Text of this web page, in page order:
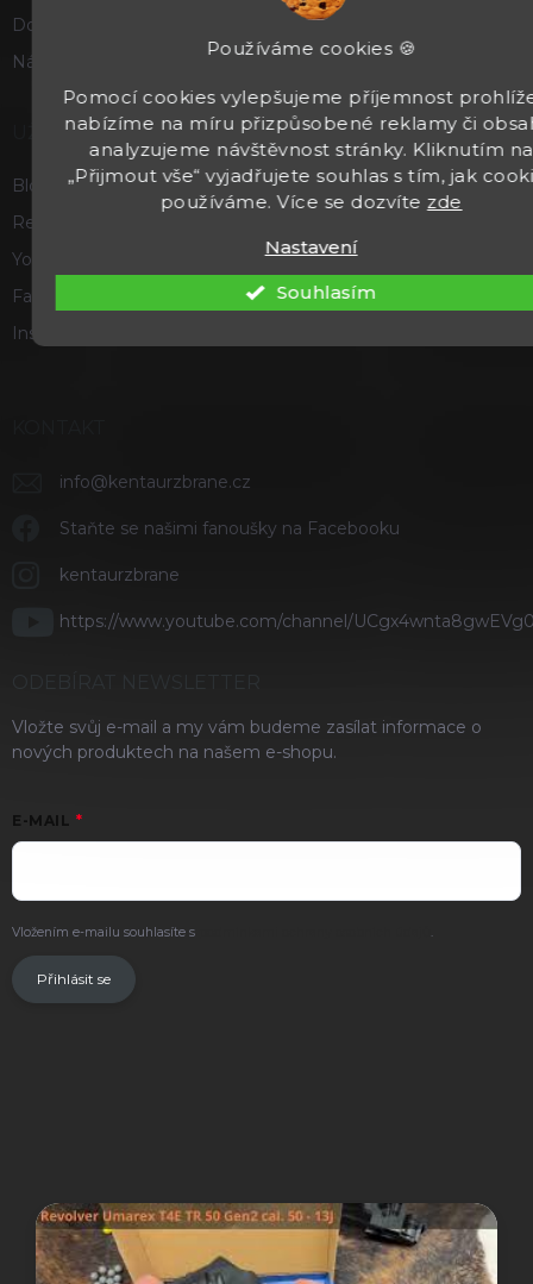
Používáme cookies 🍪
Pomocí cookies vylepšujeme příjemnost
nabízíme na míru přizpůsobené reklamy či
analyzujeme návštěvnost stránky. Kliknutím na
„Přijmout vše“ vyjadřujete souhlas s tím, jak
používáme. Více se dozvíte zde
Nastavení
Souhlasím
Doprava a platba
Náš příběh
UŽITEČNÉ
Blog
Recenze a hodnocení
Youtube
Facebook
Instagram
info@kentaurzbrane.cz
Staňte se našimi fanoušky na Facebooku
kentaurzbrane
https://www.youtube.com/channel/
Vložte svůj e-mail a my vám budeme zasílat informace o
nových produktech na našem e-shopu.
E-MAIL
Vložením e-mailu souhlasíte s .
Přihlásit se